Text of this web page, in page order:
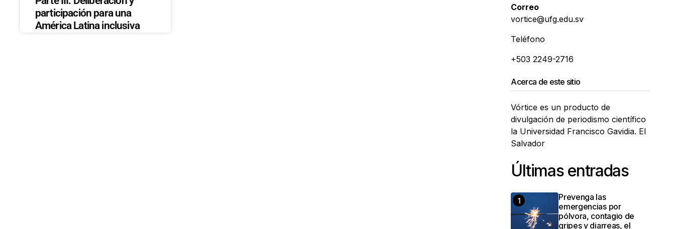
participación para una
América Latina inclusiva
Correo
vortice@ufg.edu.sv
Teléfono
+503 2249-2716
Acerca de este sitio
Vórtice es un producto de
divulgación de periodismo científico
la Universidad Francisco Gavidia. El
Salvador
Últimas entradas
Prevenga las
emergencias por
pólvora, contagio de
gripes y diarreas, el